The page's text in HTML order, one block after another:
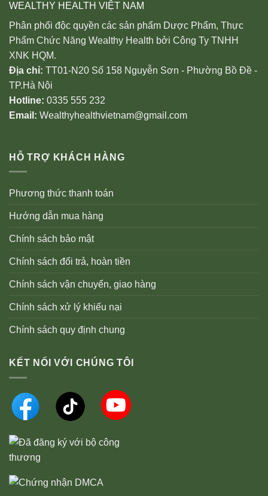
WEALTHY HEALTH VIỆT NAM
Phân phối độc quyền các sản phẩm Dược Phẩm, Thực
Phẩm Chức Năng Wealthy Health bởi Công Ty TNHH
XNK HQM.
Địa chỉ: TT01-N20 Số 158 Nguyễn Sơn - Phường Bồ Đề -
TP.Hà Nội
Hotline: 0335 555 232
Email: Wealthyhealthvietnam@gmail.com
HỖ TRỢ KHÁCH HÀNG
Phương thức thanh toán
Hướng dẫn mua hàng
Chính sách bảo mật
Chính sách đổi trả, hoàn tiền
Chính sách vận chuyển, giao hàng
Chính sách xử lý khiếu nại
Chính sách quy định chung
KẾT NỐI VỚI CHÚNG TÔI